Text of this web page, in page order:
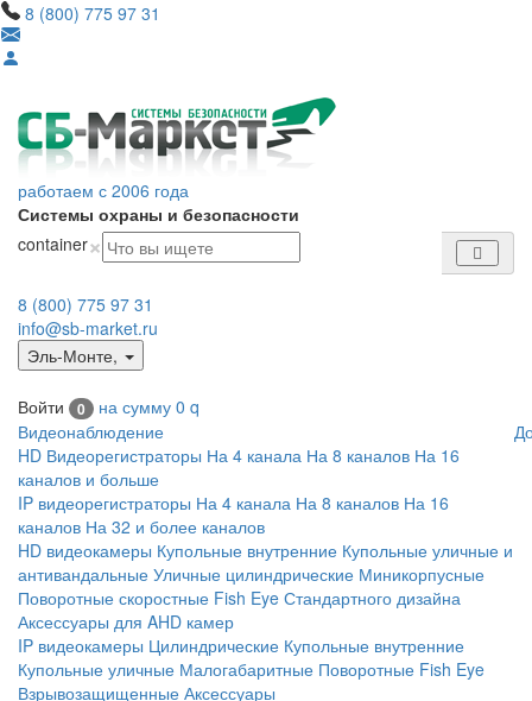
8 (800) 775 97 31
работаем с 2006 года
Системы охраны и безопасности
container×
8 (800) 775 97 31
info@sb-market.ru
Эль-Монте,
Войти 0 на сумму 0 q
Видеонаблюдение
HD Видеорегистраторы На 4 канала На 8 каналов На 16
каналов и больше
IP видеорегистраторы На 4 канала На 8 каналов На 16
каналов На 32 и более каналов
HD видеокамеры Купольные внутренние Купольные уличные и
антивандальные Уличные цилиндрические Миникорпусные
Поворотные скоростные Fish Eye Стандартного дизайна
Аксессуары для AHD камер
IP видеокамеры Цилиндрические Купольные внутренние
Купольные уличные Малогабаритные Поворотные Fish Eye
Взрывозащищенные Аксессуары